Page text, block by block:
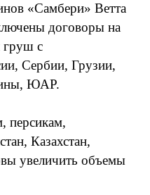
«Самбери» Ветта
договоры на
груш с
Сербии, Грузии,
ЮАР.
персикам,
Казахстан,
увеличить объемы